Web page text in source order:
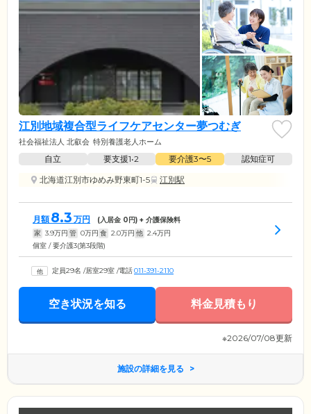
江別地域複合型ライフケアセンター夢つむぎ
社会福祉法人 北叡会 特別養護老人ホーム
自立 要支援1•2 要介護3〜5
認知症可
北海道江別市ゆめみ野東町1-5
江別駅
月額 8.3 万円 (入居金 0円) + 介護保険料
家 3.9万円 管 0万円 食 2.0万円 他 2.4万円
個室 / 要介護3(第3段階)
定員29名 /居室29室 /電話011-391-2110
空き状況を知る 料金見積もり
※2026/07/08更新
施設の詳細を見る